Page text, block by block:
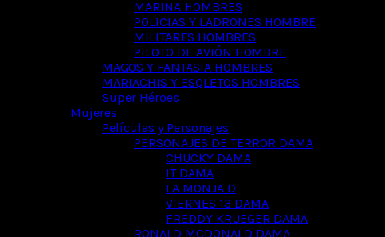
MARINA HOMBRES
POLICIAS Y LADRONES HOMBRE
MILITARES HOMBRES
PILOTO DE AVIÓN HOMBRE
MAGOS Y FANTASIA HOMBRES
MARIACHIS Y ESQLETOS HOMBRES
Super Héroes
Mujeres
Películas y Personajes
PERSONAJES DE TERROR DAMA
CHUCKY DAMA
IT DAMA
LA MONJA D
VIERNES 13 DAMA
FREDDY KRUEGER DAMA
RONALD MCDONALD DAMA